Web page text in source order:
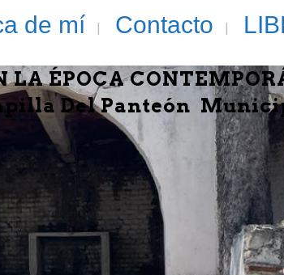
de mí Contacto
ÉPOCA
Del Panteón